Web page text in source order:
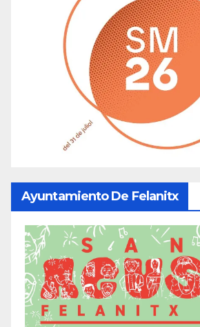
Ayuntamiento De Felanitx